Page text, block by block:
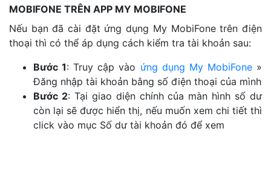
MOBIFONE TRÊN APP MY MOBIFONE
Nếu bạn đã cài đặt ứng dụng My MobiFone trên điện
thoại thì có thể áp dụng cách kiểm tra tài khoản sau:
Bước 1: Truy cập vào ứng dụng My MobiFone»
Đăng nhập tài khoản bằng số điện thoại của mình
Bước 2: Tại giao diện chính của màn hình số dư
còn lại sẽ được hiển thị, nếu muốn xem chi tiết thì
click vào mục Số dư tài khoản đó để xem